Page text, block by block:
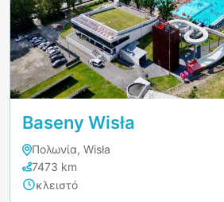
Baseny Wisła
Πολωνία, Wisła
7473 km
κλειστό